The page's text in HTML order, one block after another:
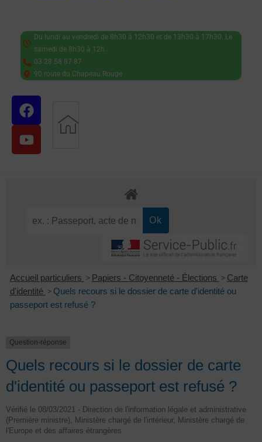
Du lundi au vendredi de 8h30 à 12h30 et de 13h30 à 17h30. Le
samedi de 8h30 à 12h.
03 28 58 87 87
90 route du Chapeau Rouge
Accueil particuliers > Papiers - Citoyenneté - Élections > Carte
d'identité > Quels recours si le dossier de carte d'identité ou
passeport est refusé ?
Question-réponse
Quels recours si le dossier de carte
d'identité ou passeport est refusé ?
Vérifié le 08/03/2021 - Direction de l'information légale et administrative
(Première ministre), Ministère chargé de l'intérieur, Ministère chargé de
l'Europe et des affaires étrangères